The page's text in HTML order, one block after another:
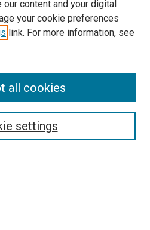
content and your digital
your cookie preferences
link. For more information, see
settings
all cookies